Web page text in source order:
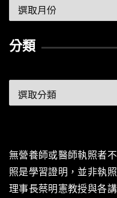
整
分類
類
無營養師或醫師執照者
照是學習證明，並非執
理事長蔡明憲教授與各